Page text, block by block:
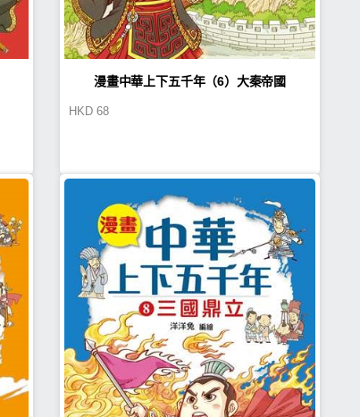
漫畫中華上下五千年（6）大秦帝國
HKD 68